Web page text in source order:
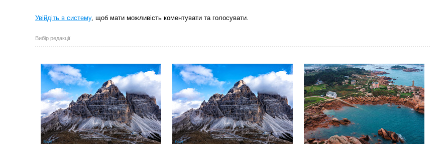
Увійдіть в систему, щоб мати можливість коментувати та голосувати.
Вибір редакції